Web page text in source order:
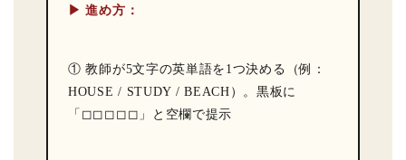
▶ 進め方：
① 教師が5文字の英単語を1つ決める（例：
HOUSE / STUDY / BEACH）。黒板に
「◻◻◻◻◻」と空欄で提示